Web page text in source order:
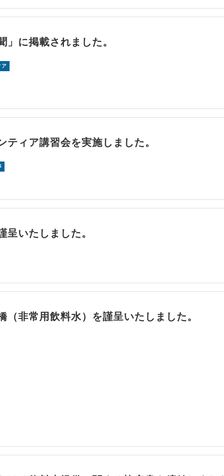
」に掲載されました。
ア
ティア講習会を実施しました。
呈いたしました。
（非常用飲料水）を謹呈いたしました。